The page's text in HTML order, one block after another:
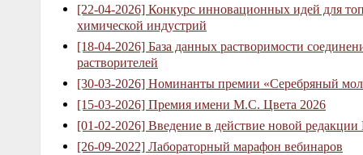
[22-04-2026] Конкурс инновационных идей для
химической индустрий
[18-04-2026] База данных растворимости
растворителей
[30-03-2026] Номинанты премии «Серебряный
[15-03-2026] Премия имени М.С. Цвета 2026
[01-02-2026] Введение в действие новой
[26-09-2022] Лабораторный марафон вебинаров